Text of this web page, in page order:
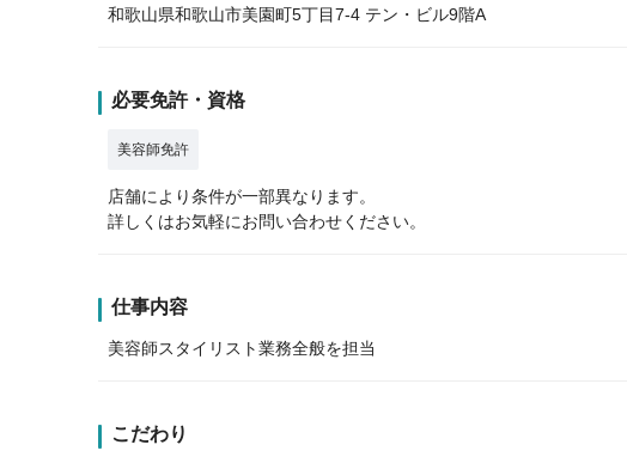
和歌山県和歌山市美園町5丁目7-4 テン・ビル9階A
必要免許・資格
美容師免許
店舗により条件が一部異なります。
詳しくはお気軽にお問い合わせください。
仕事内容
美容師スタイリスト業務全般を担当
こだわり